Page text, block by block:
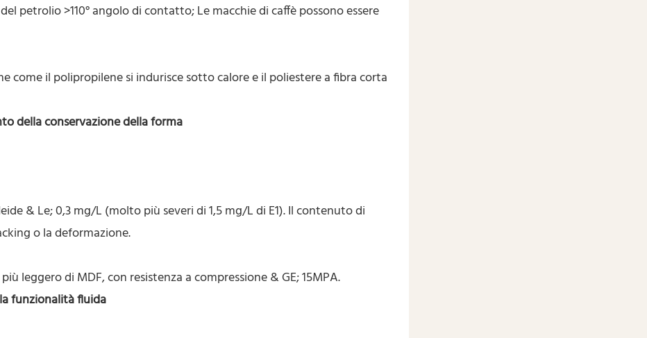
petrolio >110° angolo di contatto; Le macchie di caffè possono essere
come il polipropilene si indurisce sotto calore e il poliestere a fibra corta
della conservazione della forma
& Le; 0,3 mg/L (molto più severi di 1,5 mg/L di E1). Il contenuto di
o la deformazione.
leggero di MDF, con resistenza a compressione & GE; 15MPA.
funzionalità fluida